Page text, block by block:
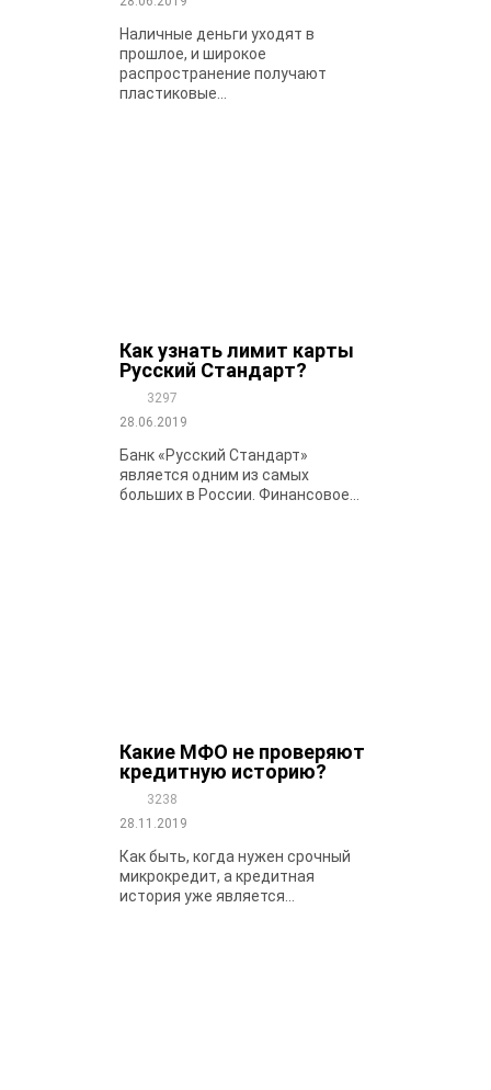
Наличные деньги уходят в
прошлое, и широкое
распространение получают
пластиковые...
Как узнать лимит карты
Русский Стандарт?
3297
28.06.2019
Банк «Русский Стандарт»
является одним из самых
больших в России. Финансовое...
Какие МФО не проверяют
кредитную историю?
3238
28.11.2019
Как быть, когда нужен срочный
микрокредит, а кредитная
история уже является...